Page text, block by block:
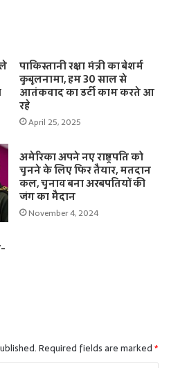
पाकिस्तानी रक्षा मंत्री का बेशर्म
कुबूलनामा, हम 30 साल से
आतंकवाद का डर्टी काम करते आ
रहे
April 25, 2025
अमेरिका अपने नए राष्ट्रपति को
चुनने के लिए फिर तैयार, मतदान
कल, चुनाव बना अरबपतियों की
जंग का मैदान
November 4, 2024
Required fields are marked*